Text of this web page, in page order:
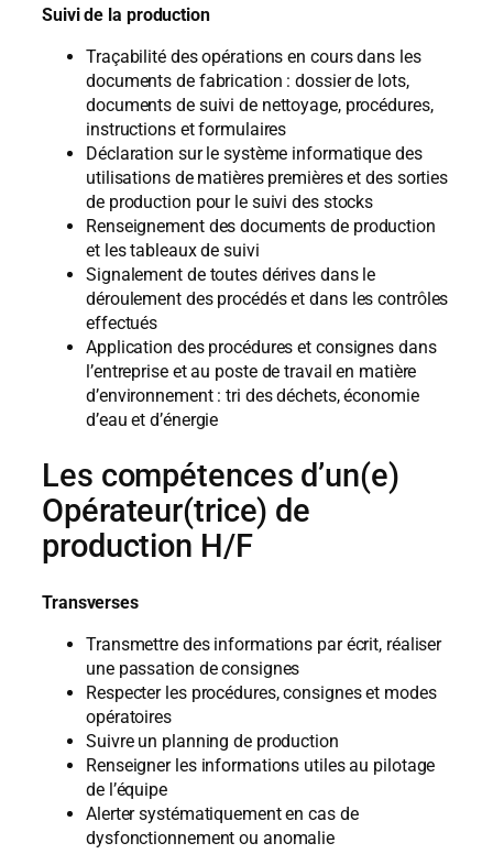
Suivi de la production
Traçabilité des opérations en cours dans les
documents de fabrication : dossier de lots,
documents de suivi de nettoyage, procédures,
instructions et formulaires
Déclaration sur le système informatique des
utilisations de matières premières et des sorties
de production pour le suivi des stocks
Renseignement des documents de production
et les tableaux de suivi
Signalement de toutes dérives dans le
déroulement des procédés et dans les contrôles
effectués
Application des procédures et consignes dans
l’entreprise et au poste de travail en matière
d’environnement : tri des déchets, économie
d’eau et d’énergie
Les compétences d’un(e)
Opérateur(trice) de
production H/F
Transverses
Transmettre des informations par écrit, réaliser
une passation de consignes
Respecter les procédures, consignes et modes
opératoires
Suivre un planning de production
Renseigner les informations utiles au pilotage
de l’équipe
Alerter systématiquement en cas de
dysfonctionnement ou anomalie